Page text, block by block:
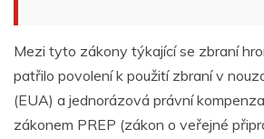
Mezi tyto zákony týkajícíse zbraní
patřilo povolení k použití zbraní v
(EUA) a jednorázová právní
zákonem PREP (zákon o veřejné